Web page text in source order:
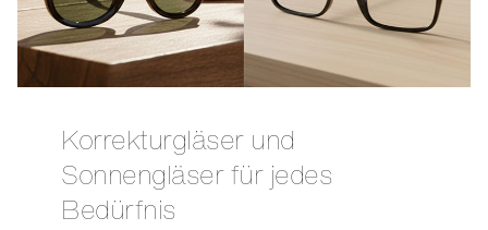
Korrekturgläser und
Sonnengläser für jedes
Bedürfnis